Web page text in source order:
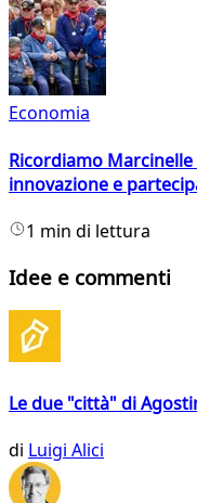
Economia
Ricordiamo
innovazione e
1 min di lettura
Idee e commenti
Le due "città" di
di Luigi Alici